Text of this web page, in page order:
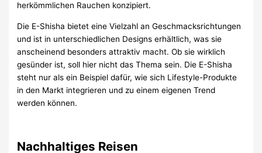
herkömmlichen Rauchen konzipiert.
Die E-Shisha bietet eine Vielzahl an Geschmacksrichtungen
und ist in unterschiedlichen Designs erhältlich, was sie
anscheinend besonders attraktiv macht. Ob sie wirklich
gesünder ist, soll hier nicht das Thema sein. Die E-Shisha
steht nur als ein Beispiel dafür, wie sich Lifestyle-Produkte
in den Markt integrieren und zu einem eigenen Trend
werden können.
Nachhaltiges Reisen